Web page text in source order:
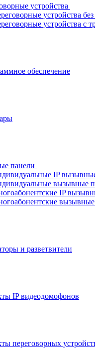
устройства
устройства
устройства с
обеспечение
панели
IP
вызывные
IP
и разветвители
IP видеодомофонов
переговорных